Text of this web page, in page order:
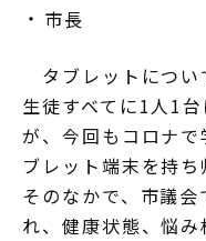
市長
タブレットについ
生徒すべてに1人1
が、今回もコロナ
ブレット端末を持ち
そのなかで、市議
れ、健康状態、悩